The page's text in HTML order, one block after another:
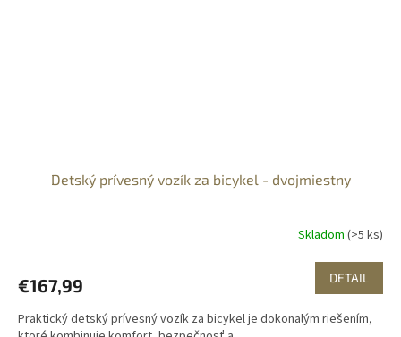
Detský prívesný vozík za bicykel - dvojmiestny
Skladom (>5 ks)
€167,99 DETAIL
Praktický detský prívesný vozík za bicykel je dokonalým riešením,